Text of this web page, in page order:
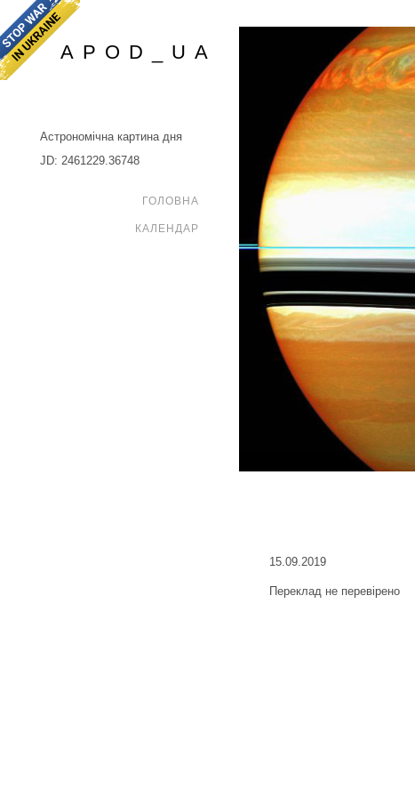
APOD_UA
Астрономічна картина дня
JD: 2461229.36748
ГОЛОВНА
КАЛЕНДАР
15.09.2019
Переклад не перевірено